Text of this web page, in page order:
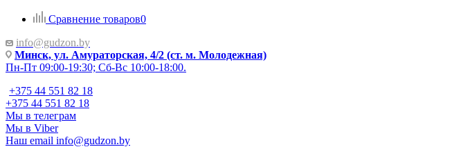
Сравнение товаров0
info@gudzon.by
Минск, ул. Амураторская, 4/2 (ст. м. Молодежная)
Пн-Пт 09:00-19:30; Сб-Вс 10:00-18:00.
+375 44 551 82 18
+375 44 551 82 18
Мы в телеграм
Мы в Viber
Наш email info@gudzon.by